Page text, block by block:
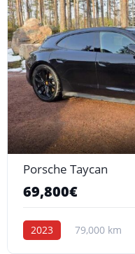
Porsche Taycan
69,800€
2023 79,000 km